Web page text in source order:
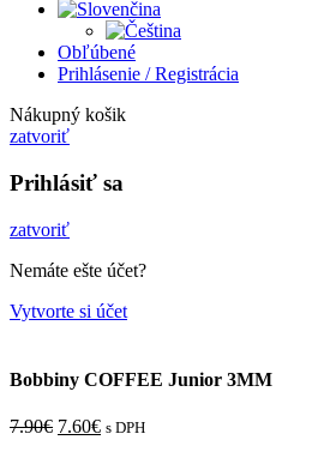
Obľúbené
Prihlásenie / Registrácia
Nákupný košik
zatvoriť
Prihlásiť sa
zatvoriť
Nemáte ešte účet?
Vytvorte si účet
Bobbiny COFFEE Junior 3MM
7.90€ 7.60€ s DPH